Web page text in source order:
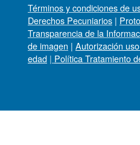
Términos y condiciones de
Derechos Pecuniarios |
Transparencia de la
de imagen | Autorización
edad | Política Tratamiento